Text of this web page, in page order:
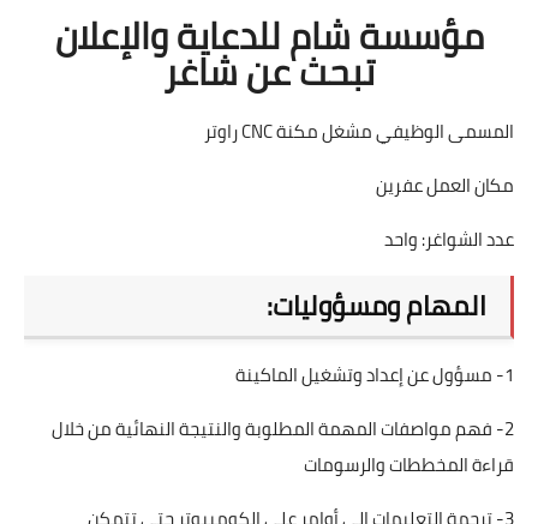
مؤسسة شام للدعاية والإعلان
تبحث عن شاغر
المسمى الوظيفي مشغل مكنة CNC راوتر
مكان العمل عفرين
عدد الشواغر: واحد
المهام ومسؤوليات:
1- مسؤول عن إعداد وتشغيل الماكينة
2- فهم مواصفات المهمة المطلوبة والنتيجة النهائية من خلال
قراءة المخططات والرسومات